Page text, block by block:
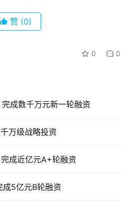
赞 (0)
0 0
成数千万元新一轮融资
万级战略投资
成近亿元A+轮融资
5亿元B轮融资